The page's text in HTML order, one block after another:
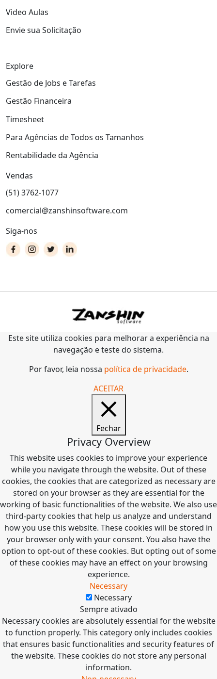
Video Aulas
Envie sua Solicitação
Explore
Gestão de Jobs e Tarefas
Gestão Financeira
Timesheet
Para Agências de Todos os Tamanhos
Rentabilidade da Agência
Vendas
(51) 3762-1077
comercial@zanshinsoftware.com
Siga-nos
Este site utiliza cookies para melhorar a experiência na
navegação e teste do sistema.
Por favor, leia nossa política de privacidade.
ACEITAR
Fechar
Privacy Overview
This website uses cookies to improve your experience
while you navigate through the website. Out of these
cookies, the cookies that are categorized as necessary are
stored on your browser as they are essential for the
working of basic functionalities of the website. We also use
third-party cookies that help us analyze and understand
how you use this website. These cookies will be stored in
your browser only with your consent. You also have the
option to opt-out of these cookies. But opting out of some
of these cookies may have an effect on your browsing
experience.
Necessary
Necessary
Sempre ativado
Necessary cookies are absolutely essential for the website
to function properly. This category only includes cookies
that ensures basic functionalities and security features of
the website. These cookies do not store any personal
information.